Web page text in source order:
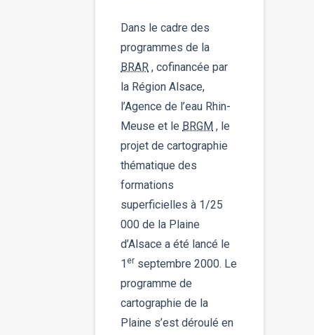
Dans le cadre des
programmes de la
BRAR , cofinancée par
la Région Alsace,
l’Agence de l’eau Rhin-
Meuse et le BRGM , le
projet de cartographie
thématique des
formations
superficielles à 1/25
000 de la Plaine
d’Alsace a été lancé le
1 er septembre 2000. Le
programme de
cartographie de la
Plaine s’est déroulé en